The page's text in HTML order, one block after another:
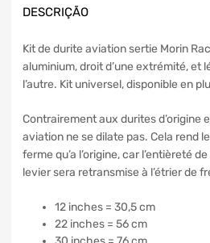
DESCRIÇÃO
Kit de durite aviation sertie Morin
aluminium, droit d’une extrémité, et
l’autre. Kit universel, disponible en
Contrairement aux durites d’origine
aviation ne se dilate pas. Cela rend
ferme qu’a l’origine, car l’entièreté
levier sera retransmise à l’étrier de
12 inches = 30,5 cm
22 inches = 56 cm